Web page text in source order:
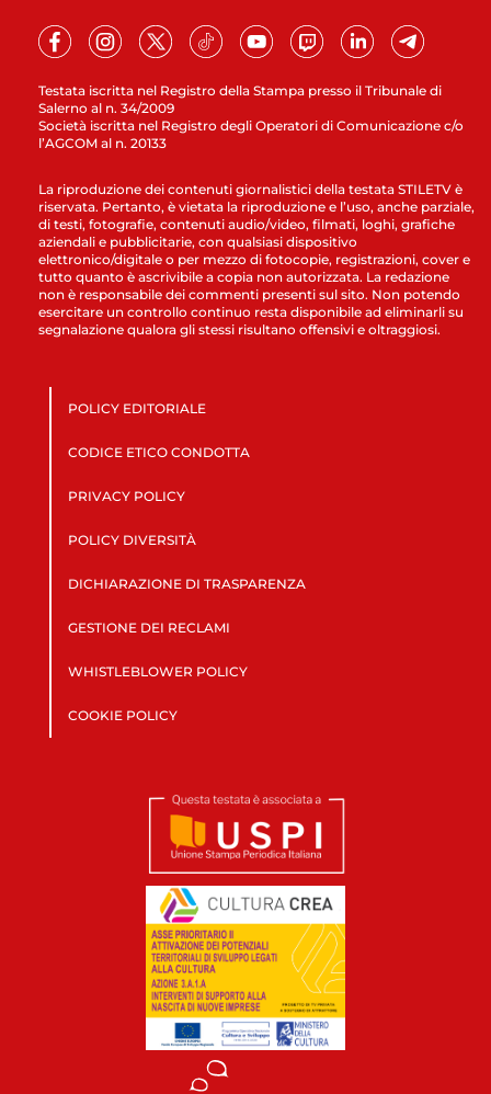
Testata iscritta nel Registro della Stampa presso il Tribunale di
Salerno al n. 34/2009
Società iscritta nel Registro degli Operatori di Comunicazione c/o
l’AGCOM al n. 20133
La riproduzione dei contenuti giornalistici della testata STILETV è
riservata. Pertanto, è vietata la riproduzione e l’uso, anche parziale,
di testi, fotografie, contenuti audio/video, filmati, loghi, grafiche
aziendali e pubblicitarie, con qualsiasi dispositivo
elettronico/digitale o per mezzo di fotocopie, registrazioni, cover e
tutto quanto è ascrivibile a copia non autorizzata. La redazione
non è responsabile dei commenti presenti sul sito. Non potendo
esercitare un controllo continuo resta disponibile ad eliminarli su
segnalazione qualora gli stessi risultano offensivi e oltraggiosi.
POLICY EDITORIALE
CODICE ETICO CONDOTTA
PRIVACY POLICY
POLICY DIVERSITÀ
DICHIARAZIONE DI TRASPARENZA
GESTIONE DEI RECLAMI
WHISTLEBLOWER POLICY
COOKIE POLICY